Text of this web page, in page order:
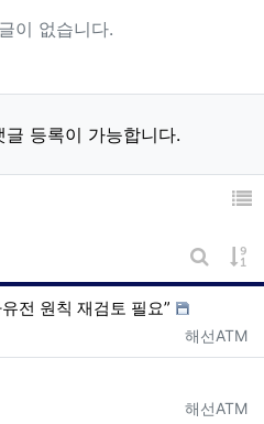
이 없습니다.
등록이 가능합니다.
게시판
전 원칙 재검토 필요”
등록자
해선ATM
등록자
해선ATM